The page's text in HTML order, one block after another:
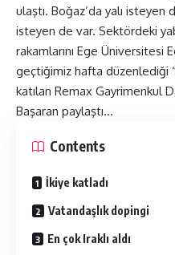
ulaştı. Boğaz’da yalı isteyen
isteyen de var. Sektördeki
rakamlarını Ege Üniversitesi
geçtiğimiz hafta düzenlediği
katılan Remax Gayrimenkul
Başaran paylaştı…
Contents
İkiye katladı
Vatandaşlık dopingi
En çok Iraklı aldı